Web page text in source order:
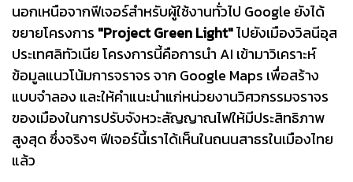
นอกเหนือจากฟีเจอร์สำหรับผู้ใช้งานทั่วไป Google ยังได้
ขยายโครงการ "Project Green Light"ไปยังเมืองวิลนีอุส
ประเทศลิทัวเนีย โครงการนี้คือการนำ AI เข้ามาวิเคราะห์
ข้อมูลแนวโน้มการจราจร จาก Google Maps เพื่อสร้าง
แบบจำลอง และให้คำแนะนำแก่หน่วยงานวิศวกรรมจราจร
ของเมืองในการปรับจังหวะสัญญาณไฟให้มีประสิทธิภาพ
สูงสุด ซึ่งจริงๆ ฟีเจอร์นี้เราได้เห็นในถนนสาธรในเมืองไทย
แล้ว